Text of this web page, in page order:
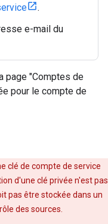
.
e-mail du
page "Comptes de
pour le compte de
clé de compte de service
d'une clé privée n'est pas
pas être stockée dans un
des sources.